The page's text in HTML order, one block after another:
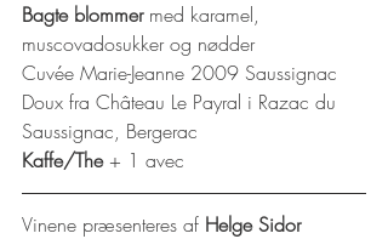
Bagte blommer med karamel,
muscovadosukker og nødder
Cuvée Marie-Jeanne 2009 Saussignac
Doux fra Château Le Payral i Razac du
Saussignac, Bergerac
Kaffe/The + 1 avec
Vinene præsenteres af Helge Sidor